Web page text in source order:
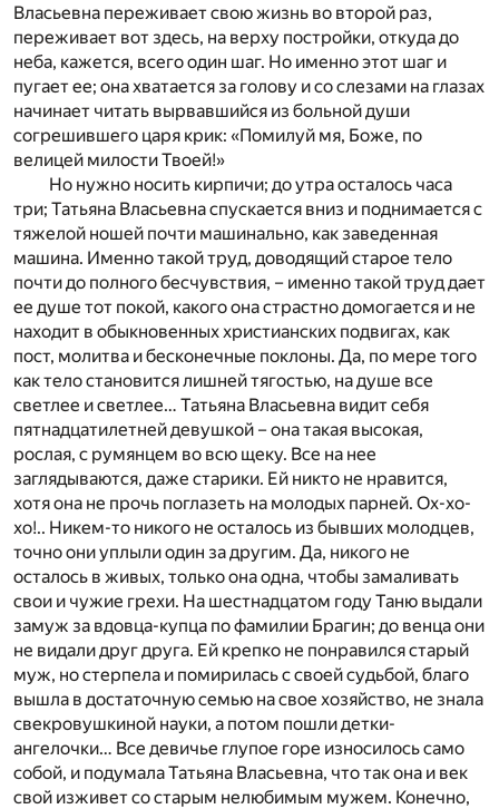
Власьевна переживает свою жизнь во второй раз,
переживает вот здесь, на верху постройки, откуда до
неба, кажется, всего один шаг. Но именно этот шаг и
пугает ее; она хватается за голову и со слезами на глазах
начинает читать вырвавшийся из больной души
согрешившего царя крик: «Помилуй мя, Боже, по
велицей милости Твоей!»
Но нужно носить кирпичи; до утра осталось часа
три; Татьяна Власьевна спускается вниз и поднимается с
тяжелой ношей почти машинально, как заведенная
машина. Именно такой труд, доводящий старое тело
почти до полного бесчувствия, – именно такой труд дает
ее душе тот покой, какого она страстно домогается и не
находит в обыкновенных христианских подвигах, как
пост, молитва и бесконечные поклоны. Да, по мере того
как тело становится лишней тягостью, на душе все
светлее и светлее… Татьяна Власьевна видит себя
пятнадцатилетней девушкой – она такая высокая,
рослая, с румянцем во всю щеку. Все на нее
заглядываются, даже старики. Ей никто не нравится,
хотя она не прочь поглазеть на молодых парней. Ох-хо-
хо!.. Никем-то никого не осталось из бывших молодцев,
точно они уплыли один за другим. Да, никого не
осталось в живых, только она одна, чтобы замаливать
свои и чужие грехи. На шестнадцатом году Таню выдали
замуж за вдовца-купца по фамилии Брагин; до венца они
не видали друг друга. Ей крепко не понравился старый
муж, но стерпела и помирилась с своей судьбой, благо
вышла в достаточную семью на свое хозяйство, не знала
свекровушкиной науки, а потом пошли детки-
ангелочки… Все девичье глупое горе износилось само
собой, и подумала Татьяна Власьевна, что так она и век
свой изживет со старым нелюбимым мужем. Конечно,